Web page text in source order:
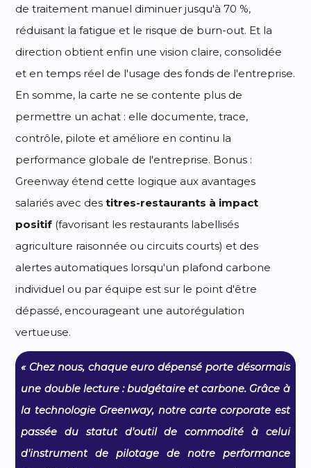
de traitement manuel diminuer jusqu'à 70 %,
réduisant la fatigue et le risque de burn-out. Et la
direction obtient enfin une vision claire, consolidée
et en temps réel de l'usage des fonds de l'entreprise.
En somme, la carte ne se contente plus de
permettre un achat : elle documente, trace,
contrôle, pilote et améliore en continu la
performance globale de l'entreprise. Bonus :
Greenway étend cette logique aux avantages
salariés avec destitres-restaurants à impact
positif (favorisant les restaurants labellisés
agriculture raisonnée ou circuits courts) et des
alertes automatiques lorsqu'un plafond carbone
individuel ou par équipe est sur le point d'être
dépassé, encourageant une autorégulation
vertueuse.
« Chez nous, chaque euro dépensé porte désormais
une double lecture : budgétaire et carbone. Grâce à
la technologie Greenway, notre carte corporate est
passée du statut d'outil de commodité à celui
d'instrument de pilotage de notre performance